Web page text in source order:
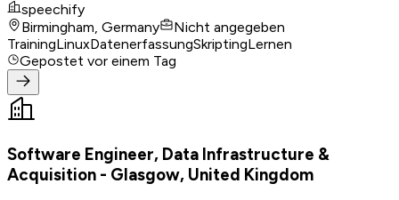
speechify
Birmingham, Germany
Nicht angegeben
TrainingLinuxDatenerfassungSkriptingLernen
Gepostet vor einem Tag
Software Engineer, Data Infrastructure &
Acquisition - Glasgow, United Kingdom